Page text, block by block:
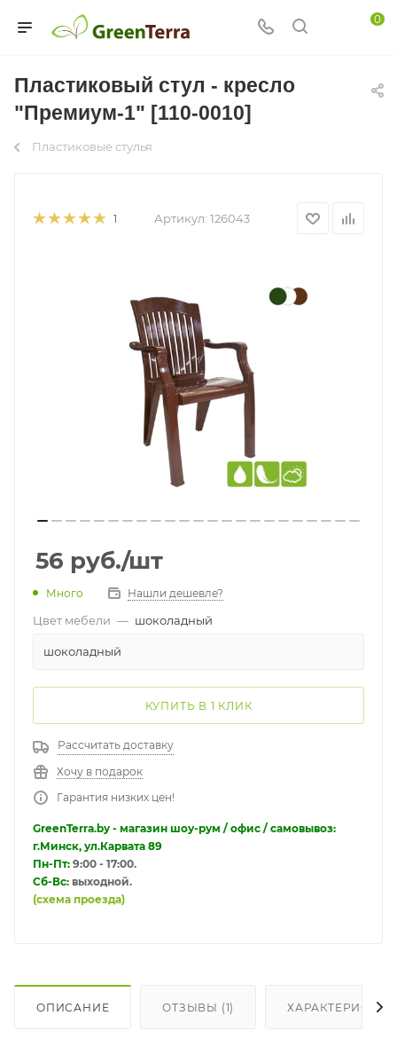
0
Пластиковый стул - кресло
"Премиум-1" [110-0010]
Пластиковые стулья
1 Артикул: 126043
56 руб./шт
Много Нашли дешевле?
Цвет мебели — шоколадный
шоколадный
КУПИТЬ В 1 КЛИК
Рассчитать доставку
Хочу в подарок
Гарантия низких цен!
GreenTerra.by - магазин шоу-рум / офис / самовывоз:
г.Минск, ул.Карвата 89
Пн-Пт: 9:00 - 17:00.
Сб-Вс: выходной.
(схема проезда)
ОПИСАНИЕ ОТЗЫВЫ (1)